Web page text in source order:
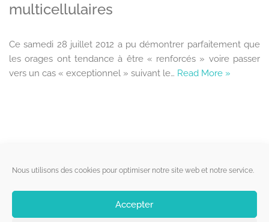
Nous utilisons des cookies pour optimiser notre site web et notre service.
Accepter
multicellulaires
Ce samedi 28 juillet 2012 a pu démontrer parfaitement que
les orages ont tendance à être « renforcés » voire passer
vers un cas « exceptionnel » suivant le… Read More »
Liens utiles
Qui sommes-nous ?
Politique de cookies